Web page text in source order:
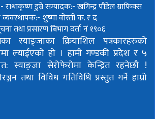
राधाकृष्ण डुम्रेसम्पादक:- खगिन्द्र पौडेलग्राफिक्स
व्यवस्थापक:- शुष्मा वोस्तीक. र द
तथा प्रसारण बिभाग दर्ता नं १९०६
स्याङ्जाका क्रियाशिल पत्रकारहरुको
ल्याईएको हो । हामी गण्डकी प्रदेश र ५
स्याङ्जा सेरोफेरोमा केन्द्रित रहनेछौ !
तथा विविध गतिविधि प्रस्तुत गर्ने हाम्रो